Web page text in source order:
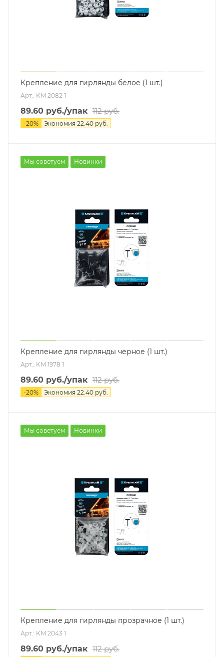
Крепление для гирлянды белое (1 шт.)
Арт.: KM 2082 1
89.60 руб./упак 112руб.
-20% Экономия 22.40 руб.
Мы советуем Новинки
Крепление для гирлянды черное (1 шт.)
Арт.: KM 1978 1
89.60 руб./упак 112руб.
-20% Экономия 22.40 руб.
Мы советуем Новинки
Крепление для гирлянды прозрачное (1 шт.)
Арт.: KM 2043 1
89.60 руб./упак 112руб.